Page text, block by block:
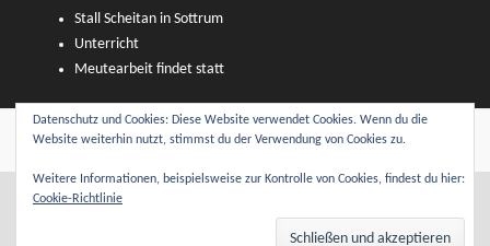
Stall Scheitan in Sottrum
Unterricht
Meutearbeit findet statt
Datenschutz und Cookies: Diese Website verwendet Cookies. Wenn du die
Website weiterhin nutzt, stimmst du der Verwendung von Cookies zu.
Weitere Informationen, beispielsweise zur Kontrolle von Cookies, findest du hier:
Cookie-Richtlinie